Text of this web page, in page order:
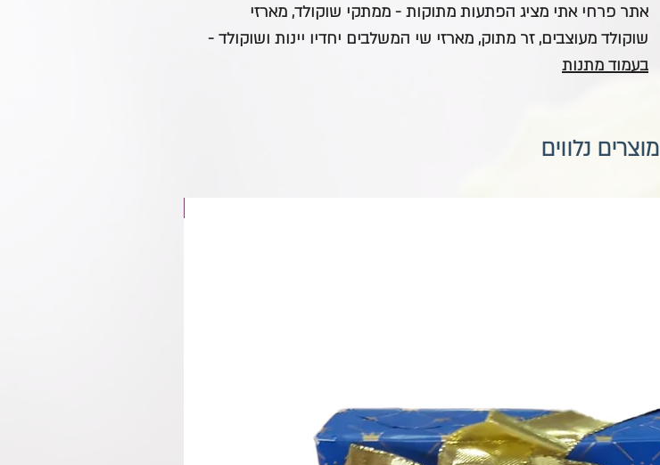
אתר פרחי אתי מציג הפתעות מתוקות - ממתקי שוקולד, מארזי
שוקולד מעוצבים, זר מתוק, מארזי שי המשלבים יחדיו יינות ושוקולד -
בעמוד מתנות
מוצרים נלווים